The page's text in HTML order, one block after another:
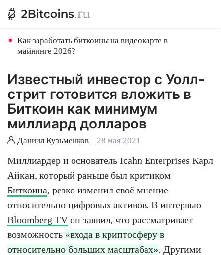
Как заработать биткоины на видеокарте в
майнинге 2026?
Известный инвестор с Уолл-
стрит готовится вложить в
Биткоин как минимум
миллиард долларов
Даниил Кузьменков 28 мая 2021
Миллиардер и основатель Icahn Enterprises Карл
Айкан, который раньше был критиком
Биткоина, резко изменил своё мнение
относительно цифровых активов. В интервью
Bloomberg TVон заявил, что рассматривает
возможность «входа в криптосферу в
относительно больших масштабах». Другими